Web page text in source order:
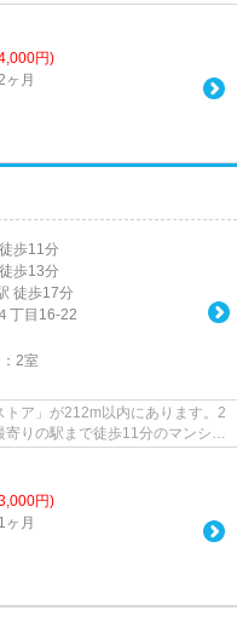
円)
ヶ月
歩11分
歩13分
徒歩17分
４丁目16-22
2室
ア」が212m以内にあります。2
りの駅まで徒歩11分のマンショ
円)
ヶ月